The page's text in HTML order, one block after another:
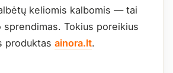
keliomis kalbomis — tai
sprendimas. Tokius poreikius
produktas ainora.lt.